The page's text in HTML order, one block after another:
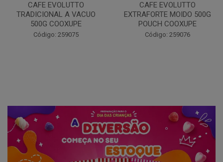
CAFE EVOLUTTO
TRADICIONAL A VACUO
500G COOXUPE
Código: 259075
CAFE EVOLUTTO
EXTRAFORTE MOIDO 500G
POUCH COOXUPE
Código: 259076